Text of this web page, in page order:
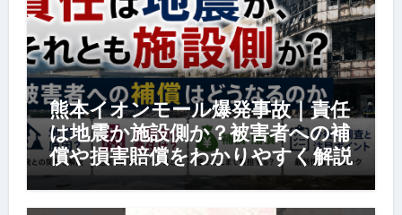
熊本イオンモール爆発事故｜責任
は地震か施設側か？被害者への補
償や損害賠償をわかりやすく解説